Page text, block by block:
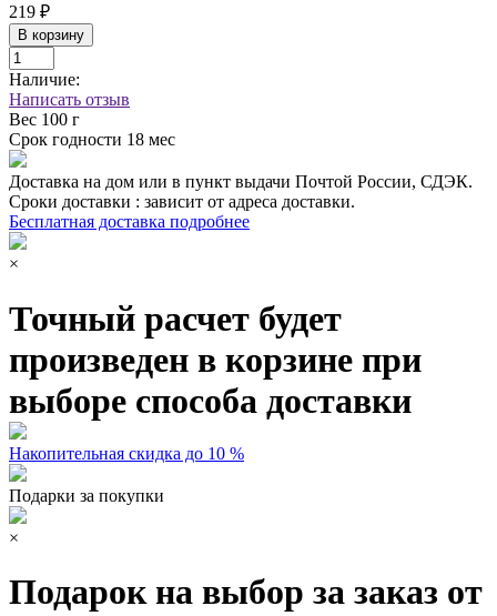
219 ₽
В корзину
Наличие:
Написать отзыв
Вес 100 г
Срок годности 18 мес
Доставка на дом или в пункт выдачи Почтой России, СДЭК.
Сроки доставки : зависит от адреса доставки.
Бесплатная доставка подробнее
×
Точный расчет будет
произведен в корзине при
выборе способа доставки
Накопительная скидка до 10 %
Подарки за покупки
×
Подарок на выбор за заказ от